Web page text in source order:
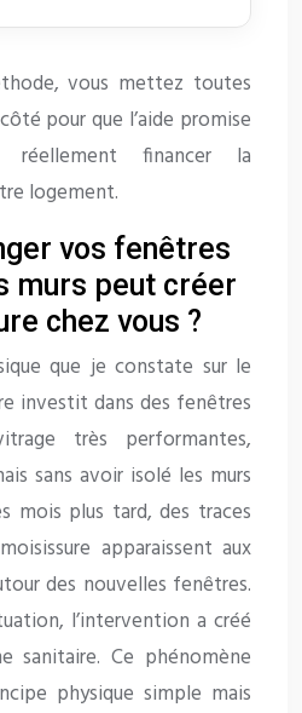
vous mettez toutes
pour que l’aide promise
financer la
logement.
vos fenêtres
murs peut créer
chez vous ?
que je constate sur le
investit dans des fenêtres
très performantes,
sans avoir isolé les murs
mois plus tard, des traces
apparaissent aux
des nouvelles fenêtres.
l’intervention a créé
sanitaire. Ce phénomène
physique simple mais